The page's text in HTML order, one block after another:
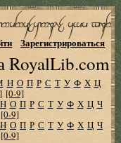
RoyalLib.com
Зарегистрироваться
Н О П Р С Т У Ф Х Ц
[0-9]
Н О П Р С Т У Ф Х Ц Ч
[0-9]
Н О П Р С Т У Ф Х Ц Ч
[0-9]